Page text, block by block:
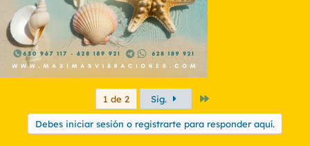
1 de 2 Sig.
Debes iniciar sesión o registrarte para responder aquí.